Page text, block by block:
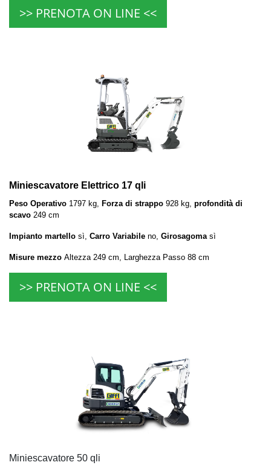
>> PRENOTA ON LINE <<
Miniescavatore Elettrico 17 qli
Peso Operativo 1797 kg, Forza di strappo 928 kg, profondità di
scavo 249 cm
Impianto martello sì, Carro Variabile no, Girosagomasì
Misure mezzo Altezza 249 cm, Larghezza Passo 88 cm
>> PRENOTA ON LINE <<
Miniescavatore 50 qli